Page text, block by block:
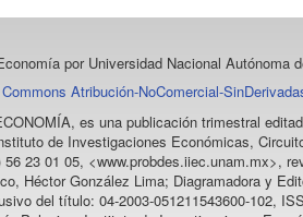
por Universidad Nacional Autónoma
Atribución-NoComercial-
, es una publicación trimestral
de Investigaciones Económicas,
23 01 05, <www.probdes.iiec.unam.mx>,
Héctor González Lima; Diagramadora y
del título: 04-2003-051211543600-102,